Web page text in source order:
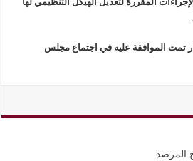
تمت الموافقة عليه في اجتماع مجلس
المرصد